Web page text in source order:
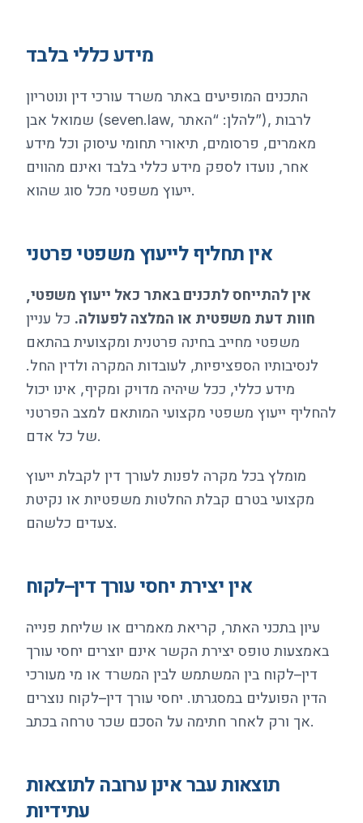
מידע כללי בלבד
התכנים המופיעים באתר משרד עורכי דין ונוטריון
שמואל אבן (seven.law, להלן: “האתר”), לרבות
מאמרים, פרסומים, תיאורי תחומי עיסוק וכל מידע
אחר, נועדו לספק מידע כללי בלבד ואינם מהווים
ייעוץ משפטי מכל סוג שהוא.
אין תחליף לייעוץ משפטי פרטני
אין להתייחס לתכנים באתר כאל ייעוץ משפטי,
חוות דעת משפטית או המלצה לפעולה. כל עניין
משפטי מחייב בחינה פרטנית ומקצועית בהתאם
לנסיבותיו הספציפיות, לעובדות המקרה ולדין החל.
מידע כללי, ככל שיהיה מדויק ומקיף, אינו יכול
להחליף ייעוץ משפטי מקצועי המותאם למצב הפרטני
של כל אדם.
מומלץ בכל מקרה לפנות לעורך דין לקבלת ייעוץ
מקצועי בטרם קבלת החלטות משפטיות או נקיטת
צעדים כלשהם.
אין יצירת יחסי עורך דין–לקוח
עיון בתכני האתר, קריאת מאמרים או שליחת פנייה
באמצעות טופס יצירת הקשר אינם יוצרים יחסי עורך
דין–לקוח בין המשתמש לבין המשרד או מי מעורכי
הדין הפועלים במסגרתו. יחסי עורך דין–לקוח נוצרים
אך ורק לאחר חתימה על הסכם שכר טרחה בכתב.
תוצאות עבר אינן ערובה לתוצאות
עתידיות